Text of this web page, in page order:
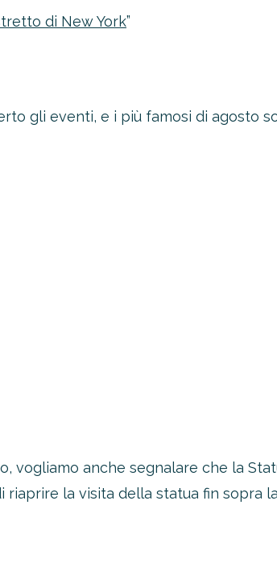
di New York”
gli eventi, e i più famosi di agosto
vogliamo anche segnalare che la
la visita della statua fin sopra